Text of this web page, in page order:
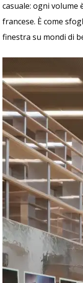
casuale: ogni
francese. È come
finestra su mondi di